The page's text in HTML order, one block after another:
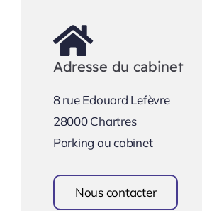
Adresse du cabinet
8 rue Edouard Lefèvre
28000 Chartres
Parking au cabinet
Nous contacter